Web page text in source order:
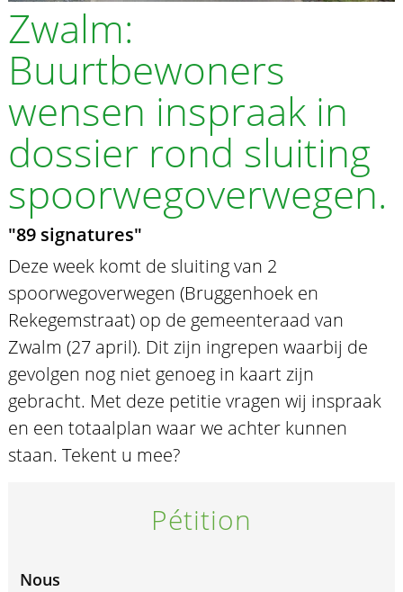
Zwalm:
Buurtbewoners
wensen inspraak in
dossier rond sluiting
spoorwegoverwegen.
"89 signatures"
Deze week komt de sluiting van 2
spoorwegoverwegen (Bruggenhoek en
Rekegemstraat) op de gemeenteraad van
Zwalm (27 april). Dit zijn ingrepen waarbij de
gevolgen nog niet genoeg in kaart zijn
gebracht. Met deze petitie vragen wij inspraak
en een totaalplan waar we achter kunnen
staan. Tekent u mee?
Pétition
Nous